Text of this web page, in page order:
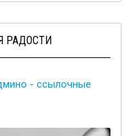
РАДОСТИ
- ссылочные